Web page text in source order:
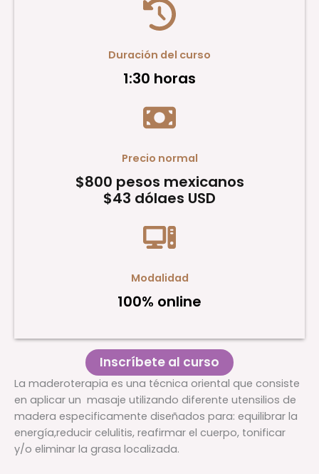
Duración del curso
1:30 horas
Precio normal
$800 pesos mexicanos
$43 dólaes USD
Modalidad
100% online
Inscríbete al curso
La maderoterapia es una técnica oriental que consiste
en aplicar un masaje utilizando diferente utensilios de
madera especificamente diseñados para: equilibrar la
energía,reducir celulitis, reafirmar el cuerpo, tonificar
y/o eliminar la grasa localizada.